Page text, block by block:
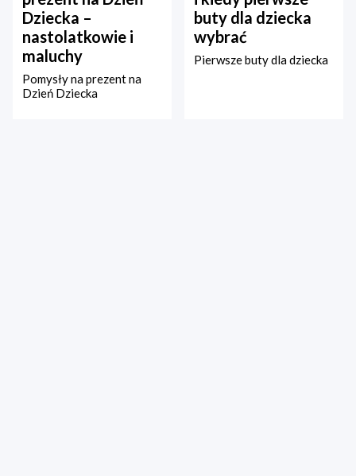
Dziecka –
nastolatkowie i
maluchy
Pomysły na prezent na
Dzień Dziecka
buty dla dziecka
wybrać
Pierwsze buty dla dziecka